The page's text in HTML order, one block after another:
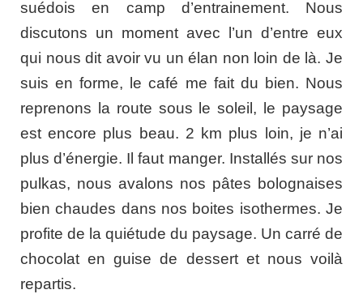
suédois en camp d’entrainement. Nous
discutons un moment avec l’un d’entre eux
qui nous dit avoir vu un élan non loin de là. Je
suis en forme, le café me fait du bien. Nous
reprenons la route sous le soleil, le paysage
est encore plus beau. 2 km plus loin, je n’ai
plus d’énergie. Il faut manger. Installés sur nos
pulkas, nous avalons nos pâtes bolognaises
bien chaudes dans nos boites isothermes. Je
profite de la quiétude du paysage. Un carré de
chocolat en guise de dessert et nous voilà
repartis.